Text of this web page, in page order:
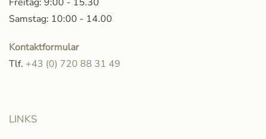
Samstag: 10:00 - 14.00
Kontaktformular
Tlf. +43 (0) 720 88 31 49
LINKS